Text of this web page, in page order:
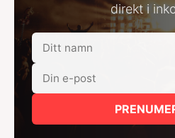
direkt i